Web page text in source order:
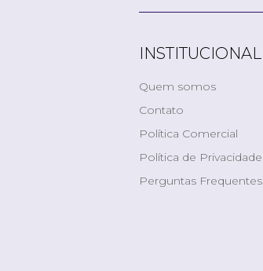
INSTITUCIONAL
Quem somos
Contato
Política Comercial
Política de Privacidade
Perguntas Frequentes